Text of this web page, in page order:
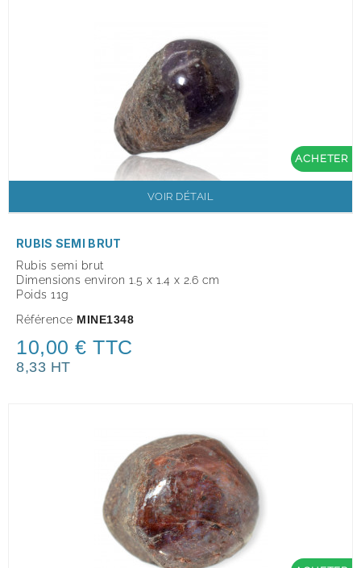
ACHETER
VOIR DÉTAIL
RUBIS SEMI BRUT
Rubis semi brut
Dimensions environ 1.5 x 1.4 x 2.6 cm
Poids 11g
Référence MINE1348
10,00 € TTC
8,33 HT